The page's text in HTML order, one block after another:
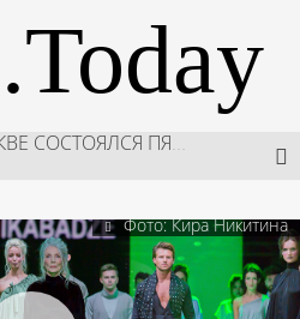
ПОДАРКИ, КОТОРЫЕ ТОЧНО ПОРАДУЮТ БЛИЗКИХ В МАЙСКИЕ ПРАЗДНИКИ
В МОСКВЕ СОСТОЯЛСЯ ПЯТЫЙ СЕЗОН НЕДЕЛИ ВЫСОКОЙ МОДЫ РОССИИ
Фото: Кира Никитина